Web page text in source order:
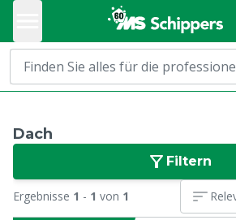
Dach
Filtern
Ergebnisse 1 - 1 von 1